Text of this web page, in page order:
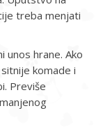
treba menjati
unos hrane. Ako
komade i
Previše